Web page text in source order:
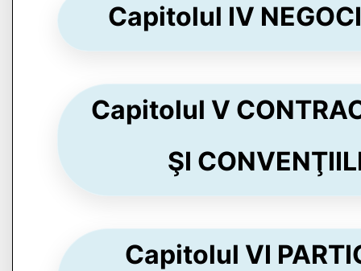
Capitolul IV
Capitolul V
ŞI
Capitolul VI